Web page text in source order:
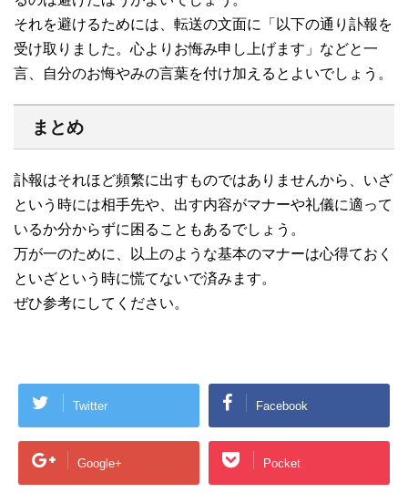
それを避けるためには、転送の文面に「以下の通り訃報を
受け取りました。心よりお悔み申し上げます」などと一
言、自分のお悔やみの言葉を付け加えるとよいでしょう。
まとめ
訃報はそれほど頻繁に出すものではありませんから、いざ
という時には相手先や、出す内容がマナーや礼儀に適って
いるか分からずに困ることもあるでしょう。
万が一のために、以上のような基本のマナーは心得ておく
といざという時に慌てないで済みます。
ぜひ参考にしてください。
Twitter Facebook
Google+ Pocket